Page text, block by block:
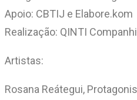
Apoio: CBTIJ e Elabore.kom
Realização: QINTI
Artistas:
Rosana Reátegui,